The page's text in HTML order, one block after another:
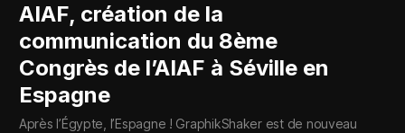
AIAF, création de la
communication du 8ème
Congrès de l’AIAF à Séville en
Espagne
Après l’Égypte, l’Espagne ! GraphikShaker est de nouveau